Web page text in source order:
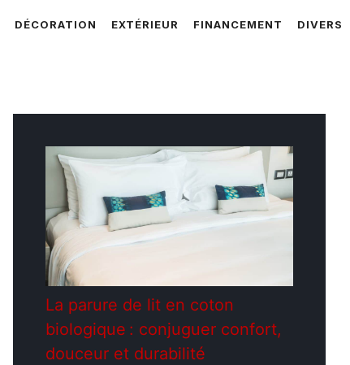
DÉCORATION EXTÉRIEUR FINANCEMENT DIVERS
La parure de lit en coton
biologique : conjuguer confort,
douceur et durabilité